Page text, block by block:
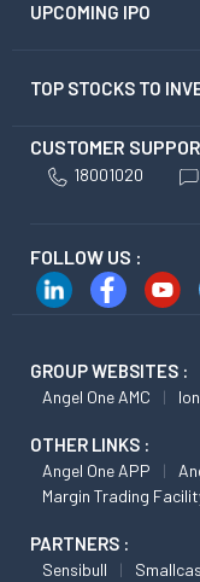
UPCOMING IPO
TOP STOCKS TO
CUSTOMER
18001020
FOLLOW US :
GROUP WEBSITES :
Angel One AMC
OTHER LINKS :
Angel One APP
Margin Trading
PARTNERS :
Sensibull